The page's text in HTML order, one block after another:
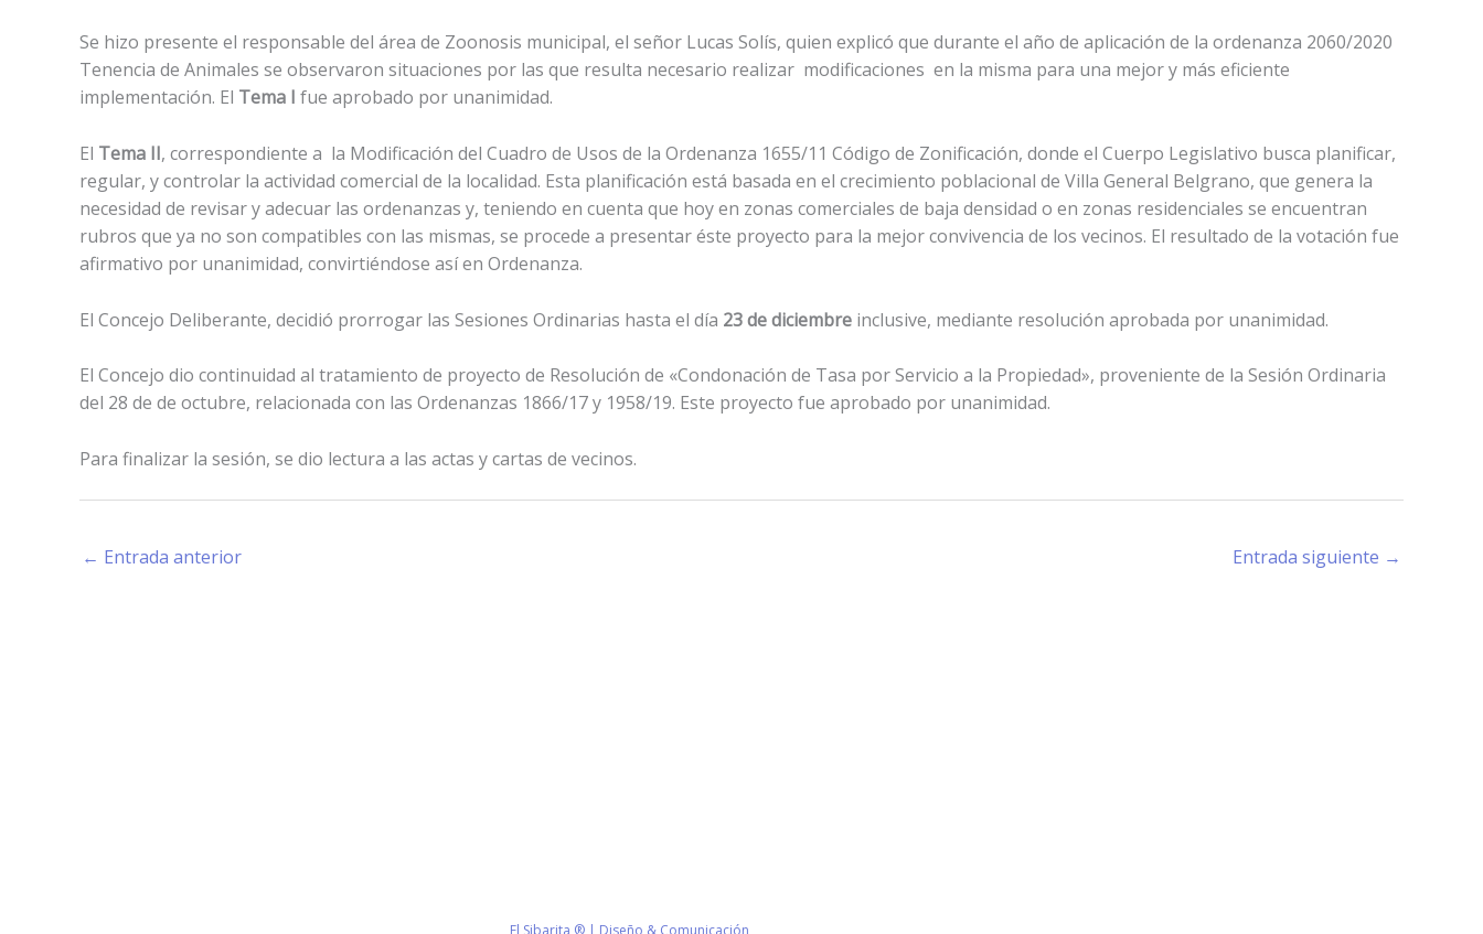
Se hizo presente el responsable del área de Zoonosis municipal, el señor Lucas Solís, quien explicó que durante el año de aplicación de la ordenanza 2060/2020
Tenencia de Animales se observaron situaciones por las que resulta necesario realizar modificaciones en la misma para una mejor y más eficiente
implementación. El Tema I fue aprobado por unanimidad.
El Tema II, correspondiente a la Modificación del Cuadro de Usos de la Ordenanza 1655/11 Código de Zonificación, donde el Cuerpo Legislativo busca planificar,
regular, y controlar la actividad comercial de la localidad. Esta planificación está basada en el crecimiento poblacional de Villa General Belgrano, que genera la
necesidad de revisar y adecuar las ordenanzas y, teniendo en cuenta que hoy en zonas comerciales de baja densidad o en zonas residenciales se encuentran
rubros que ya no son compatibles con las mismas, se procede a presentar éste proyecto para la mejor convivencia de los vecinos. El resultado de la votación fue
afirmativo por unanimidad, convirtiéndose así en Ordenanza.
El Concejo Deliberante, decidió prorrogar las Sesiones Ordinarias hasta el día 23 de diciembre inclusive, mediante resolución aprobada por unanimidad.
El Concejo dio continuidad al tratamiento de proyecto de Resolución de «Condonación de Tasa por Servicio a la Propiedad», proveniente de la Sesión Ordinaria
del 28 de de octubre, relacionada con las Ordenanzas 1866/17 y 1958/19. Este proyecto fue aprobado por unanimidad.
Para finalizar la sesión, se dio lectura a las actas y cartas de vecinos.
← Entrada anterior Entrada siguiente →